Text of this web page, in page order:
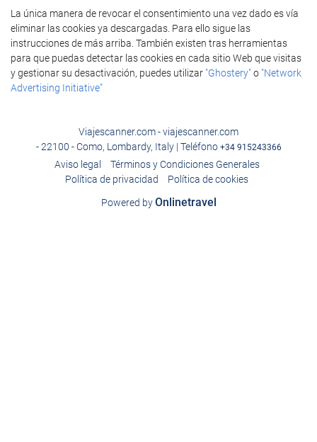
La única manera de revocar el consentimiento una vez dado es vía
eliminar las cookies ya descargadas. Para ello sigue las
instrucciones de más arriba. También existen tras herramientas
para que puedas detectar las cookies en cada sitio Web que visitas
y gestionar su desactivación, puedes utilizar "Ghostery"o "Network
Advertising Initiative"
Viajescanner.com - viajescanner.com
- 22100 - Como, Lombardy, Italy | Teléfono +34 915243366
Aviso legal
Términos y Condiciones Generales
Política de privacidad
Política de cookies
Powered byOnlinetravel